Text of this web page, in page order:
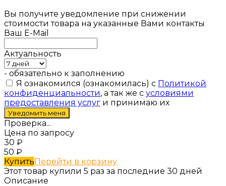
Вы получите уведомление при снижении
стоимости товара на указанные Вами контакты
Ваш E-Mail
Актуальность
- обязательно к заполнению
Я ознакомился (ознакомилась) с Политикой
конфиденциальности, а так же с условиями
предоставления услуг и принимаю их
Проверка...
Цена по запросу
30 ₽
50 ₽
КупитьПерейти в корзину
Этот товар купили 5 раз за последние 30 дней
Описание